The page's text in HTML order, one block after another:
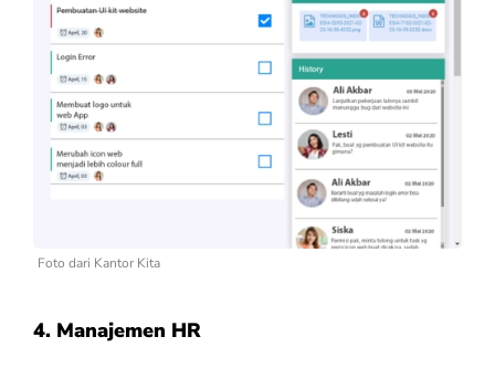
Foto dari Kantor Kita
4. Manajemen HR